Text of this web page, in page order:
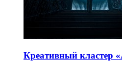
Креативный кластер